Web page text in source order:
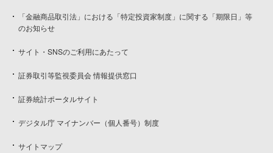
「金融商品取引法」における「特定投資家制度」に関する「期限日」等
のお知らせ
サイト・SNSのご利用にあたって
証券取引等監視委員会 情報提供窓口
証券統計ポータルサイト
デジタル庁 マイナンバー（個人番号）制度
サイトマップ